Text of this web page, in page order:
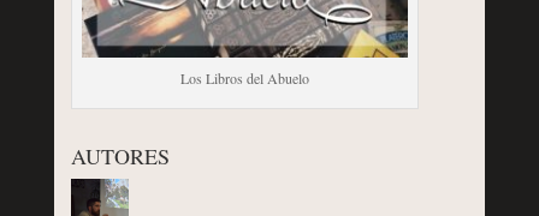
Los Libros del Abuelo
AUTORES